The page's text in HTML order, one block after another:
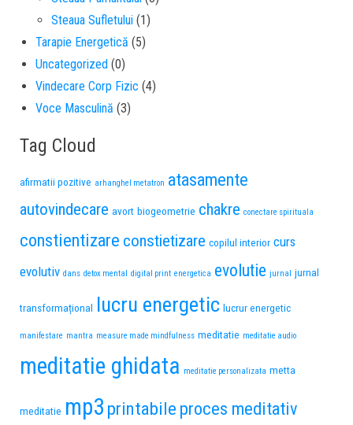
Steaua Sufletului (1)
Tarapie Energetică (5)
Uncategorized (0)
Vindecare Corp Fizic (4)
Voce Masculină (3)
Tag Cloud
afirmatii pozitive arhanghel metatron atasamente
autovindecare avort biogeometrie chakre conectare spirituala
constientizare constietizare copilul interior curs
evolutiv dans detox mental digital print energetica evolutie jurnal jurnal
transformațional lucru energetic lucrur energetic
manifestare mantra measure made mindfulness meditatie meditatie audio
meditatie ghidata meditatie personalizata metta
meditatie mp3 printabile proces meditativ